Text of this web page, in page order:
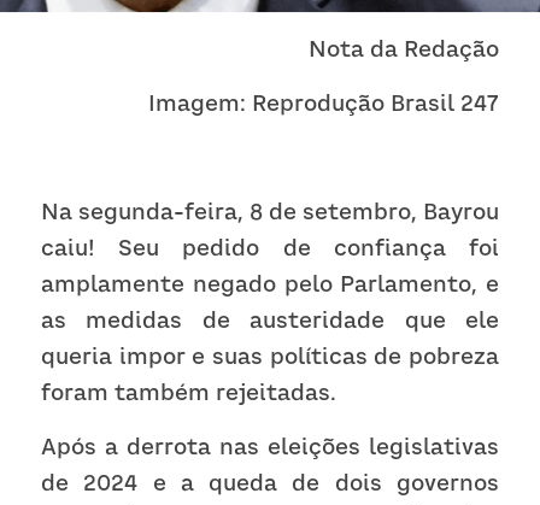
Receba atualizações
Nota da Redação
Imagem: Reprodução Brasil 247
Na segunda-feira, 8 de setembro, Bayrou
caiu! Seu pedido de confiança foi
amplamente negado pelo Parlamento, e
as medidas de austeridade que ele
queria impor e suas políticas de pobreza
foram também rejeitadas.
Após a derrota nas eleições legislativas
de 2024 e a queda de dois governos